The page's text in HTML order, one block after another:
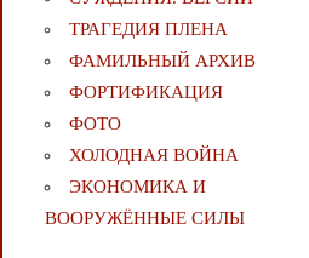
ТРАГЕДИЯ ПЛЕНА
ФАМИЛЬНЫЙ АРХИВ
ФОРТИФИКАЦИЯ
ФОТО
ХОЛОДНАЯ ВОЙНА
ЭКОНОМИКА И
ВООРУЖЁННЫЕ СИЛЫ